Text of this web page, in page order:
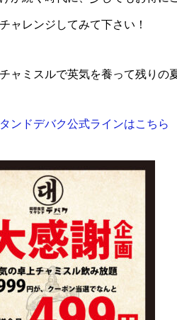
ャレンジしてみて下さい！
ャミスルで英気を養って残りの
ンドデバク公式ラインはこちら